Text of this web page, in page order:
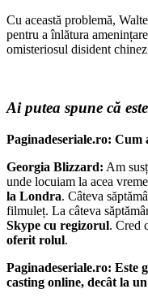
Cu această problemă,
pentru a înlătura
omisteriosul disident
Ai putea spune că
Paginadeseriale.ro: Cum
Georgia Blizzard: Am
unde locuiam la acea
la Londra. Câteva
filmuleț. La câteva
Skype cu regizorul. Cred
oferit rolul.
Paginadeseriale.ro: Este
casting online, decât la